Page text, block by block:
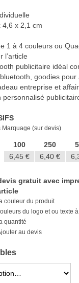
publicitaire
Notes
repositionnables
A5 Personnalisé
A6 personnalisé
publicitaire
personnalisé
réutilisable &
Bluetooth
de soleil
Tour de cou
4,6 x 2,1 cm
1 à 4 couleurs ou
l’article
publicitaire idéal
goodies pour
entreprise et
personnalisé
Marquage (sur devis)
100 250
6,45 € 6,40 €
gratuit avec
couleur du produit
du logo et ou texte
quantité
au devis
OPTION…